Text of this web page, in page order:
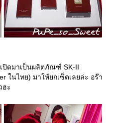
ปิดมาเป็นผลิตภัณฑ์ SK-II
ในไทย) มาให้ยกเซ็ตเลยล่ะ อร๊า
ฮะ